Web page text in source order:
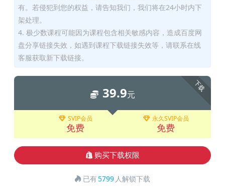
有。若侵犯到您的权益，请告知我们，我们将在24小时内下
架处理。
4. 极少数课程可能因为课程包含相关敏感内容，造成百度网
盘分享链接失效，如遇到课程下载链接失效等，请联系在线
客服获取新下载链接。
下载
39.9元
SVIP会员
免费
永久SVIP会员
免费
购买下载权限
已有5799 人解锁下载